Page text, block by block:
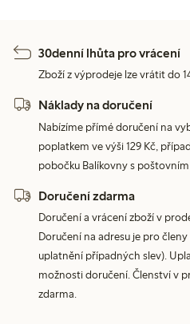
30denní lhůta pro vrácení
Zboží z výprodeje lze vrátit do
Náklady na doručení
Nabízíme přímé doručení na
poplatkem ve výši 129 Kč,
pobočku Balíkovny s
Doručení zdarma
Doručení a vrácení zboží v
Doručení na adresu je pro
uplatnění případných slev).
možnosti doručení. Členství v
zdarma.